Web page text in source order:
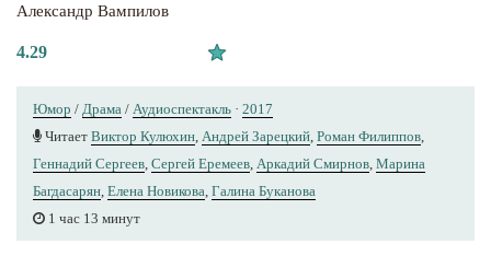
Александр Вампилов
4.29
Юмор / Драма / Аудиоспектакль · 2017
Читает Виктор Кулюхин Андрей Зарецкий Роман Филиппов
Геннадий Сергеев Сергей Еремеев Аркадий Смирнов Марина
Багдасарян Елена Новикова Галина Буканова
1 час 13 минут